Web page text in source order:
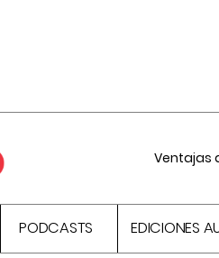
Ventajas
PODCASTS EDICIONES